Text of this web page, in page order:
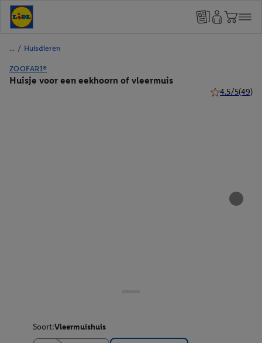
/ Huisdieren
ZOOFARI®
Huisje voor een eekhoorn of vleermuis
4.5/5(49)
Soort:Vleermuishuis